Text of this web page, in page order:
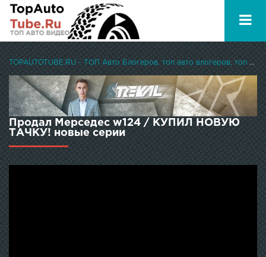
TOPAUTOTUBE.RU - ТОП Авто Блогеров, топ авто влогеров, топ авто ютуберов
Продал Мерседес w124 / КУПИЛ НОВУЮ
ТАЧКУ! новые серии